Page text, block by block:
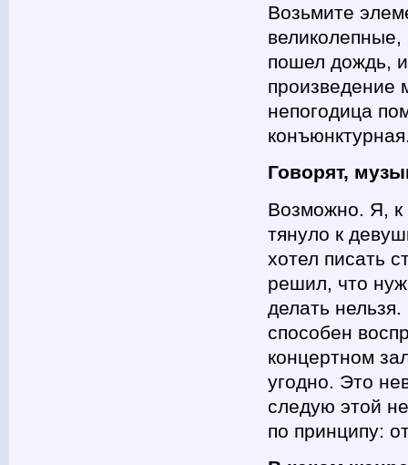
Возьмите
пошел дождь,
произведение
непогодица
Говорят,
Возможно. Я, к
тянуло к
хотел писать
решил, что
делать
способен
концертном
угодно. Это
следую этой
по принципу: